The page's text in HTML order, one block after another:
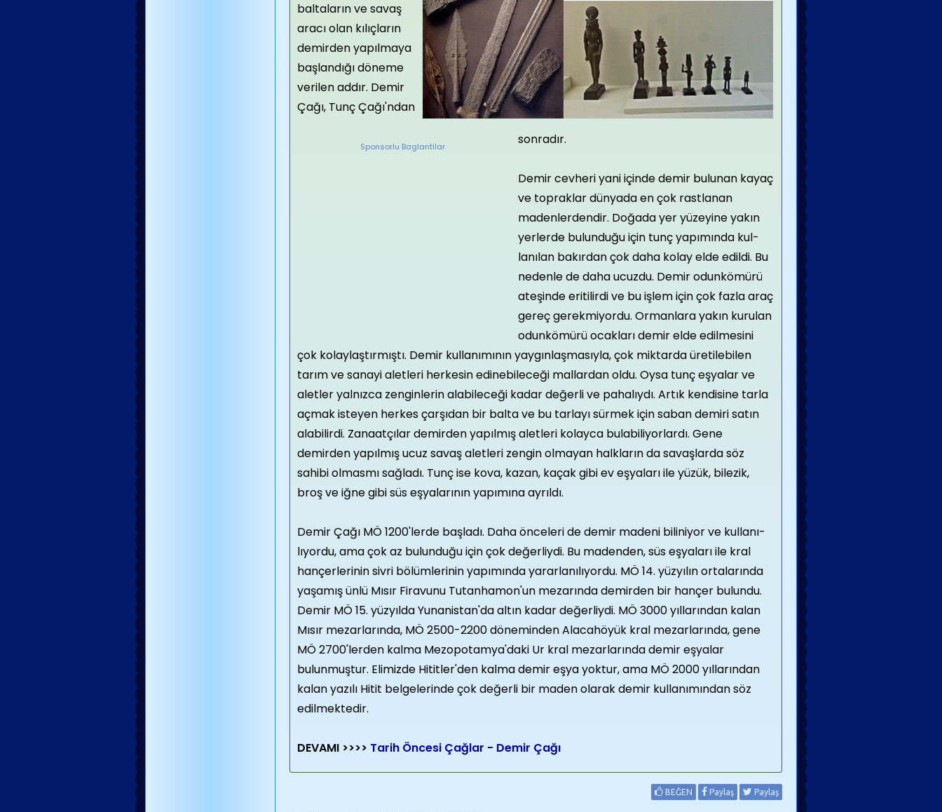
Sponsorlu Baglantilar
baltala­rın ve savaş
aracı olan kılıçların
demirden yapılmaya
başlandığı döneme
verilen addır. Demir
Çağı, Tunç Çağı'ndan
sonradır.
Demir cevheri yani içinde demir bulunan kayaç
ve topraklar dünyada en çok rastlanan
madenlerdendir. Doğada yer yüzeyine yakın
yerlerde bulunduğu için tunç yapımında kul­
lanılan bakırdan çok daha kolay elde edildi. Bu
nedenle de daha ucuzdu. Demir odunkömürü
ateşinde eritilirdi ve bu işlem için çok fazla araç
gereç gerekmiyordu. Ormanlara yakın kurulan
odunkömürü ocakları demir elde edilmesini
çok kolaylaştırmıştı. Demir kullanımının yaygınlaşmasıyla, çok miktarda üretilebilen
tarım ve sanayi aletleri herkesin edinebileceği mallardan oldu. Oysa tunç eşya­lar ve
aletler yalnızca zenginlerin alabileceği kadar değerli ve pahalıydı. Artık kendisine tarla
açmak isteyen herkes çarşıdan bir balta ve bu tarlayı sürmek için saban demiri satın
alabilirdi. Zanaatçılar demirden yapılmış aletleri kolayca bulabiliyorlardı. Gene
demirden yapılmış ucuz savaş aletleri zengin olmayan halkların da savaşlarda söz
sahibi olmasmı sağladı. Tunç ise kova, kazan, kaçak gibi ev eşyaları ile yüzük, bilezik,
broş ve iğne gibi süs eşyalarının yapımına ayrıldı.
Demir Çağı MÖ 1200'lerde başladı. Daha önceleri de demir madeni biliniyor ve kullanı­
lıyordu, ama çok az bulunduğu için çok değerliydi. Bu madenden, süs eşyaları ile kral
hançerlerinin sivri bölümlerinin yapımında yararlanılıyordu. MÖ 14. yüzyılın ortalarında
yaşamış ünlü Mısır Firavunu Tutanhamon'un mezarında demirden bir hançer bulundu.
Demir MÖ 15. yüzyılda Yunanistan'da altın kadar değerliydi. MÖ 3000 yıllarından kalan
Mısır mezarlarında, MÖ 2500-2200 dönemin­den Alacahöyük kral mezarlarında, gene
MÖ 2700'lerden kalma Mezopotamya'daki Ur kral mezarlarında demir eşyalar
bulunmuştur. Elimizde Hititler'den kalma demir eşya yoktur, ama MÖ 2000 yıllarından
kalan yazılı Hitit belgelerinde çok değerli bir maden olarak de­mir kullanımından söz
edilmektedir.
DEVAMI >>>> Tarih Öncesi Çağlar - Demir Çağı
BEĞEN Paylaş Paylaş